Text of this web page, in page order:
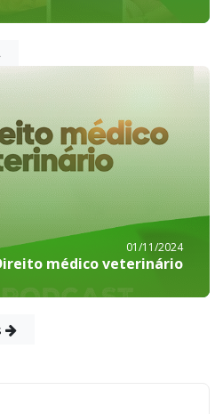
01/11/2024
médico veterinário